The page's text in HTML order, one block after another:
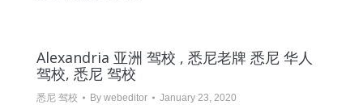
Alexandria 亚洲 驾校 , 悉尼老牌 悉尼 华人
驾校, 悉尼 驾校
悉尼 驾校 By webeditor January 23, 2020